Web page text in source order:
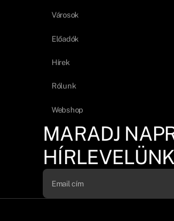
Városok
Előadók
Hírek
Rólunk
Webshop
MARADJ